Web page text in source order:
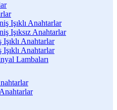
Işıklı Anahtarlar
Işıksız Anahtarlar
Işıklı Anahtarlar
Işıklı Anahtarlar
Lambaları